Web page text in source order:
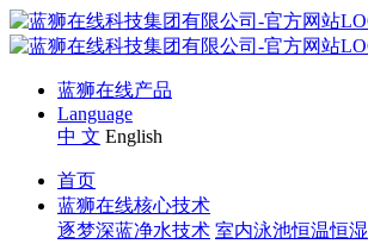
蓝狮在线产品
Language
中 文 English
首页
蓝狮在线核心技术
逐梦深蓝净水技术 室内泳池恒温恒湿